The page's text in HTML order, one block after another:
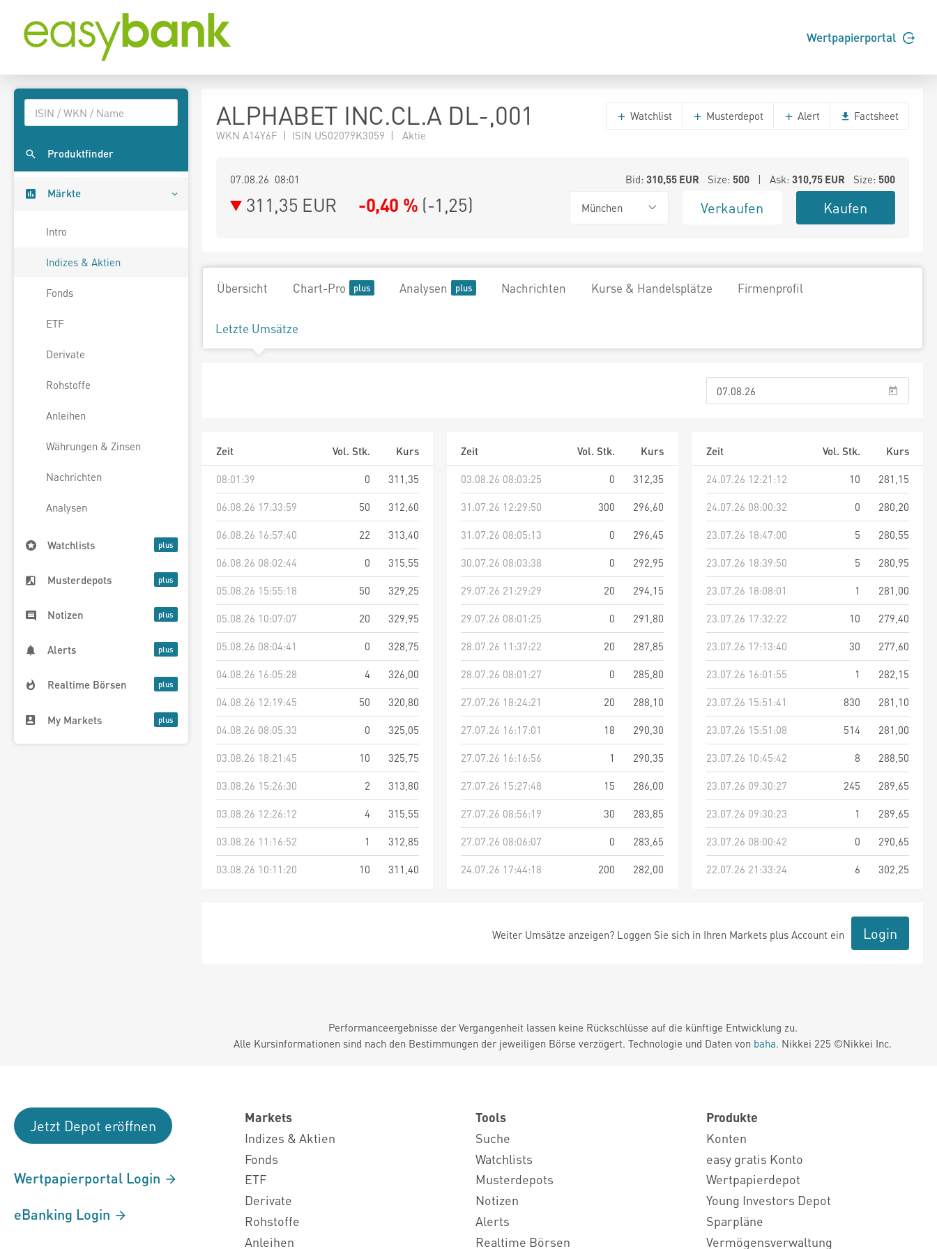
Wertpapierportal
Produktfinder
Märkte
Intro
Indizes & Aktien
Fonds
ETF
Derivate
Rohstoffe
Anleihen
Währungen & Zinsen
Nachrichten
Analysen
Watchlists
Musterdepots
Notizen
Alerts
Realtime Börsen
My Markets
ALPHABET INC.CL.A DL-,001
WKN A14Y6F | ISIN US02079K3059 | Aktie
Watchlist Musterdepot Alert Factsheet
07.08.26 08:01 Bid: 310,55EUR Size: 500| Ask: 310,75EUR Size: 500
311,35 EUR -0,40 % (-1,25) München Verkaufen Kaufen
Übersicht Chart-Pro Analysen Nachrichten Kurse & Handelsplätze Firmenprofil
Letzte Umsätze
Zeit Vol. Stk.
Kurs
08:01:39
0
311,35
06.08.26 17:33:59
50
312,60
06.08.26 16:57:40
22
313,40
06.08.26 08:02:44
0
315,55
05.08.26 15:55:18
50
329,25
05.08.26 10:07:07
20
329,95
05.08.26 08:04:41
0
328,75
04.08.26 16:05:28
4
326,00
04.08.26 12:19:45
50
320,80
04.08.26 08:05:33
0
325,05
03.08.26 18:21:45
10
325,75
03.08.26 15:26:30
2
313,80
03.08.26 12:26:12
4
315,55
03.08.26 11:16:52
1
312,85
03.08.26 10:11:20
10 311,40
Zeit Vol. Stk.
Kurs
03.08.26 08:03:25
0
312,35
31.07.26 12:29:50
300
296,60
31.07.26 08:05:13
0
296,45
30.07.26 08:03:38
0
292,95
29.07.26 21:29:29
20
294,15
29.07.26 08:01:25
0
291,80
28.07.26 11:37:22
20
287,85
28.07.26 08:01:27
0
285,80
27.07.26 18:24:21
20
288,10
27.07.26 16:17:01
18
290,30
27.07.26 16:16:56
1
290,35
27.07.26 15:27:48
15
286,00
27.07.26 08:56:19
30
283,85
27.07.26 08:06:07
0
283,65
24.07.26 17:44:18
200 282,00
Zeit Vol. Stk.
Kurs
24.07.26 12:21:12
10
281,15
24.07.26 08:00:32
0
280,20
23.07.26 18:47:00
5
280,55
23.07.26 18:39:50
5
280,95
23.07.26 18:08:01
1
281,00
23.07.26 17:32:22
10
279,40
23.07.26 17:13:40
30
277,60
23.07.26 16:01:55
1
282,15
23.07.26 15:51:41
830
281,10
23.07.26 15:51:08
514
281,00
23.07.26 10:45:42
8
288,50
23.07.26 09:30:27
245
289,65
23.07.26 09:30:23
1
289,65
23.07.26 08:00:42
0
290,65
22.07.26 21:33:24
6 302,25
Weiter Umsätze anzeigen? Loggen Sie sich in Ihren Markets plus Account ein Login
Performanceergebnisse der Vergangenheit lassen keine Rückschlüsse auf die künftige Entwicklung zu.
Alle Kursinformationen sind nach den Bestimmungen der jeweiligen Börse verzögert. Technologie und Daten von baha. Nikkei 225 ©Nikkei Inc.
Jetzt Depot eröffnen
Wertpapierportal Login
eBanking Login
Markets
Indizes & Aktien
Fonds
ETF
Derivate
Rohstoffe
Anleihen
Tools
Suche
Watchlists
Musterdepots
Notizen
Alerts
Realtime Börsen
Produkte
Konten
easy gratis Konto
Wertpapierdepot
Young Investors Depot
Sparpläne
Vermögensverwaltung